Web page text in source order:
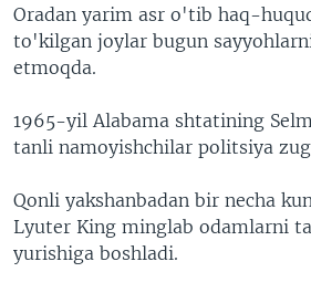
Oradan yarim asr o'tib haq-
to'kilgan joylar bugun
etmoqda.
1965-yil Alabama shtatining
tanli namoyishchilar politsiya
Qonli yakshanbadan bir necha
Lyuter King minglab odamlarni
yurishiga boshladi.